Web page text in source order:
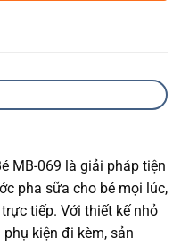
MB-069 là giải pháp tiện
pha sữa cho bé mọi lúc,
tiếp. Với thiết kế nhỏ
kiện đi kèm, sản